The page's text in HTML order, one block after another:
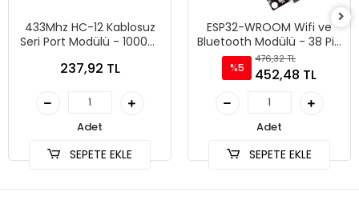
433Mhz HC-12 Kablosuz
Seri Port Modülü - 1000m
237,92 TL
Adet
SEPETE EKLE
ESP32-WROOM Wifi ve
Bluetooth Modülü - 38 Pin
Type C
%5
476,32 TL
452,48 TL
Adet
SEPETE EKLE